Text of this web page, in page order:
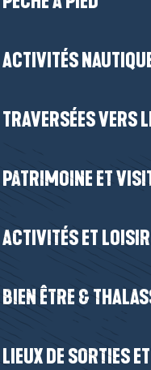
ACTIVITÉS
TRAVERSÉES VERS
PATRIMOINE ET
ACTIVITÉS ET
BIEN ÊTRE &
LIEUX DE SORTIES
La Baule-Escoublac